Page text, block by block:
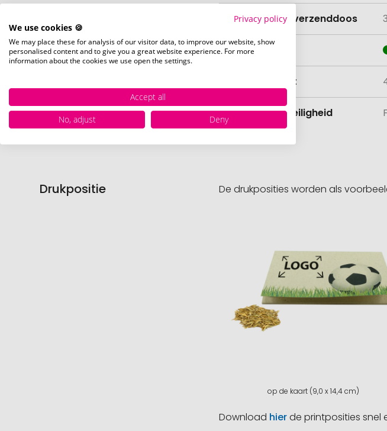
Hoeveelheid verzenddoos
Voorraad
Nettogewicht
Product en veiligheid
Drukpositie De drukposities worden als
op de kaart (9,0 x 14,4 cm)
Download hierde printposities snel
Privacy policy
We use cookies 🍪
We may place these for analysis of our visitor data, to improve our website, show
personalised content and to give you a great website experience. For more
information about the cookies we use open the settings.
Accept all
No, adjust
Deny